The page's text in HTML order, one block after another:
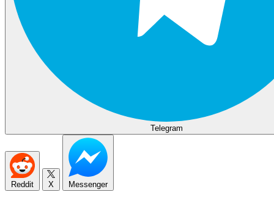
Telegram
Reddit X Messenger